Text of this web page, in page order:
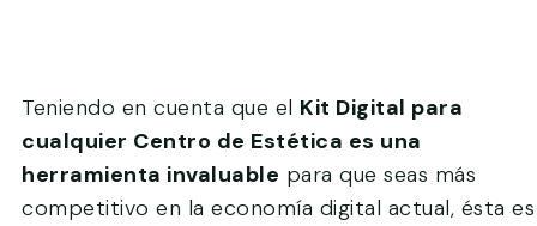
Teniendo en cuenta que el Kit Digital para
cualquier Centro de Estética es una
herramienta invaluable para que seas más
competitivo en la economía digital actual, ésta es